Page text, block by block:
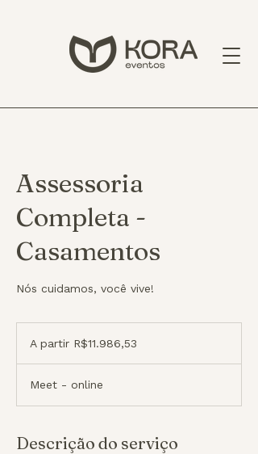
Assessoria
Completa -
Casamentos
Nós cuidamos, você vive!
R$11.986,53
A partir R$11.986,53
Meet - online
Descrição do serviço